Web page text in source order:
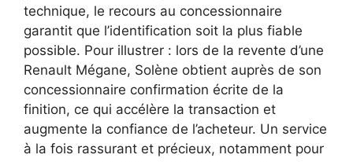
technique, le recours au concessionnaire
garantit que l’identification soit la plus fiable
possible. Pour illustrer : lors de la revente d’une
Renault Mégane, Solène obtient auprès de son
concessionnaire confirmation écrite de la
finition, ce qui accélère la transaction et
augmente la confiance de l’acheteur. Un service
à la fois rassurant et précieux, notamment pour